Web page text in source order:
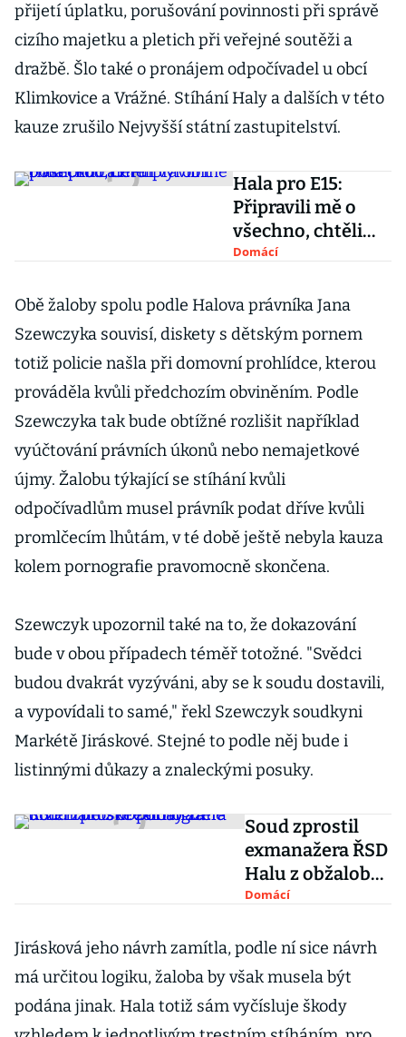
přijetí úplatku, porušování povinnosti při správě
cizího majetku a pletich při veřejné soutěži a
dražbě. Šlo také o pronájem odpočívadel u obcí
Klimkovice a Vrážné. Stíhání Haly a dalších v této
kauze zrušilo Nejvyšší státní zastupitelství.
Hala pro E15:
Připravili mě o
všechno, chtěli
vyrobit politickou
Domácí
Obě žaloby spolu podle Halova právníka Jana
Szewczyka souvisí, diskety s dětským pornem
totiž policie našla při domovní prohlídce, kterou
prováděla kvůli předchozím obviněním. Podle
Szewczyka tak bude obtížné rozlišit například
vyúčtování právních úkonů nebo nemajetkové
újmy. Žalobu týkající se stíhání kvůli
odpočívadlům musel právník podat dříve kvůli
promlčecím lhůtám, v té době ještě nebyla kauza
kolem pornografie pravomocně skončena.
Szewczyk upozornil také na to, že dokazování
bude v obou případech téměř totožné. "Svědci
budou dvakrát vyzýváni, aby se k soudu dostavili,
a vypovídali to samé," řekl Szewczyk soudkyni
Markétě Jiráskové. Stejné to podle něj bude i
listinnými důkazy a znaleckými posuky.
Soud zprostil
exmanažera ŘSD
Halu z obžaloby
za držení dětské
Domácí
Jirásková jeho návrh zamítla, podle ní sice návrh
má určitou logiku, žaloba by však musela být
podána jinak. Hala totiž sám vyčísluje škody